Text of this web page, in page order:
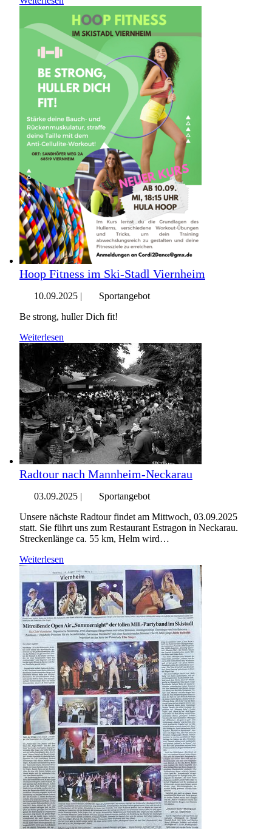
Hoop Fitness im Ski-Stadl Viernheim
10.09.2025 |
Sportangebot
Be strong, huller Dich fit!
Weiterlesen
Radtour nach Mannheim-Neckarau
03.09.2025 |
Sportangebot
Unsere nächste Radtour findet am Mittwoch, 03.09.2025
statt. Sie führt uns zum Restaurant Estragon in Neckarau.
Streckenlänge ca. 55 km, Helm wird…
Weiterlesen